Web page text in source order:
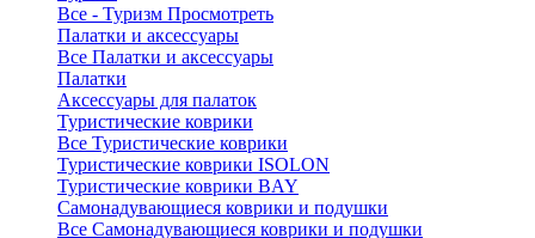
Все - Туризм Просмотреть
Палатки и аксессуары
Все Палатки и аксессуары
Палатки
Аксессуары для палаток
Туристические коврики
Все Туристические коврики
Туристические коврики ISOLON
Туристические коврики BAY
Самонадувающиеся коврики и подушки
Все Самонадувающиеся коврики и подушки